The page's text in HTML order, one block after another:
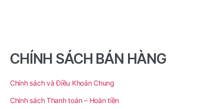
CHÍNH SÁCH BÁN HÀNG
Chính sách và Điều Khoản Chung
Chính sách Thanh toán – Hoàn tiền